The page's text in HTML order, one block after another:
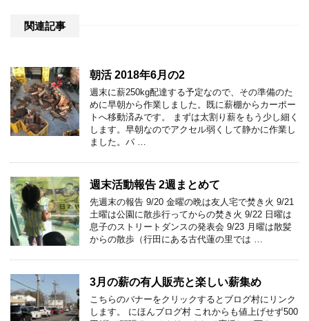
関連記事
朝活 2018年6月の2
週末に薪250kg配達する予定なので、その準備のた
めに早朝から作業しました。既に薪棚からカーポー
トへ移動済みです。 まずは太割り薪をもう少し細く
します。早朝なのでアクセル弱くして静かに作業し
ました。パ …
週末活動報告 2週まとめて
先週末の報告 9/20 金曜の晩は友人宅で焚き火 9/21
土曜は公園に散歩行ってからの焚き火 9/22 日曜は
息子のストリートダンスの発表会 9/23 月曜は散髪
からの散歩（行田にある古代蓮の里では …
3月の薪の有人販売と楽しい薪集め
こちらのバナーをクリックするとブログ村にリンク
します。 にほんブログ村 これからも値上げせず500